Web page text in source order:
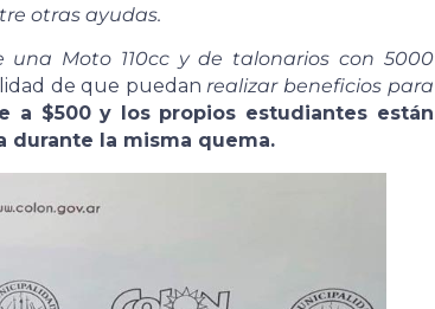
otras ayudas.
Moto 110cc y de talonarios con 5000
de que puedanrealizar beneficios para
a $500 y los propios estudiantes están
durante la misma quema.